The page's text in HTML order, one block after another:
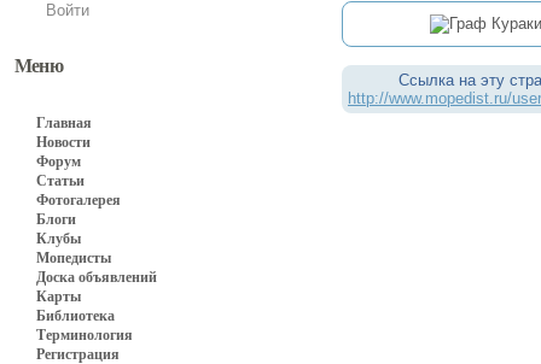
Войти
Меню
Главная
Новости
Форум
Статьи
Фотогалерея
Блоги
Клубы
Мопедисты
Доска объявлений
Карты
Библиотека
Терминология
Регистрация
Ссылка на эту
http://www.mopedist.ru/